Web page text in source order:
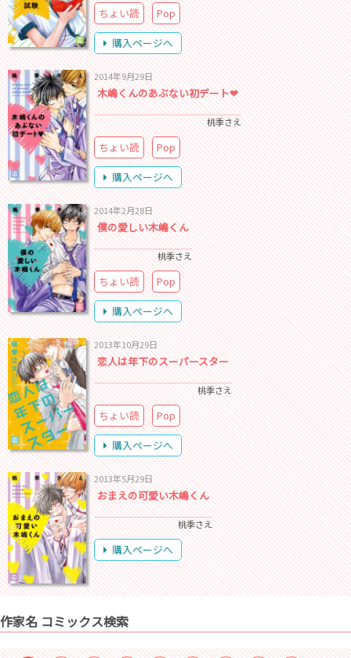
ちょい読
Pop
購入ページへ
2014年9月29日
木嶋くんのあぶない初デート❤
桃季さえ
ちょい読
Pop
購入ページへ
2014年2月28日
僕の愛しい木嶋くん
桃季さえ
ちょい読
Pop
購入ページへ
2013年10月29日
恋人は年下のスーパースター
桃季さえ
ちょい読
Pop
購入ページへ
2013年5月29日
おまえの可愛い木嶋くん
桃季さえ
購入ページへ
作家名 コミックス検索